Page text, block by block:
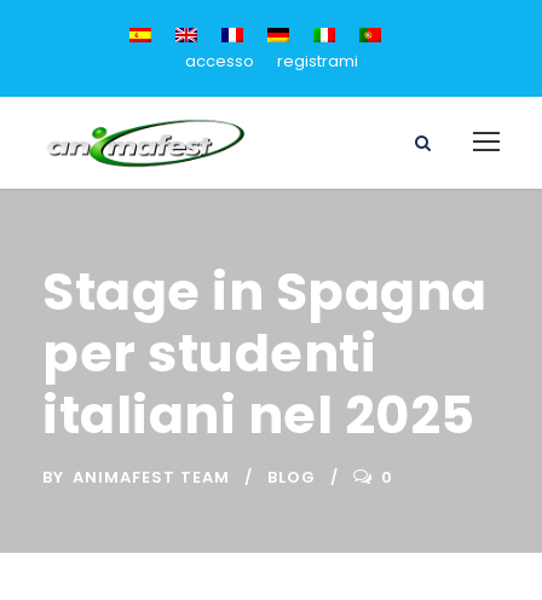
accesso registrami
Stage in Spagna
per studenti
italiani nel 2025
BY ANIMAFEST TEAM BLOG 0